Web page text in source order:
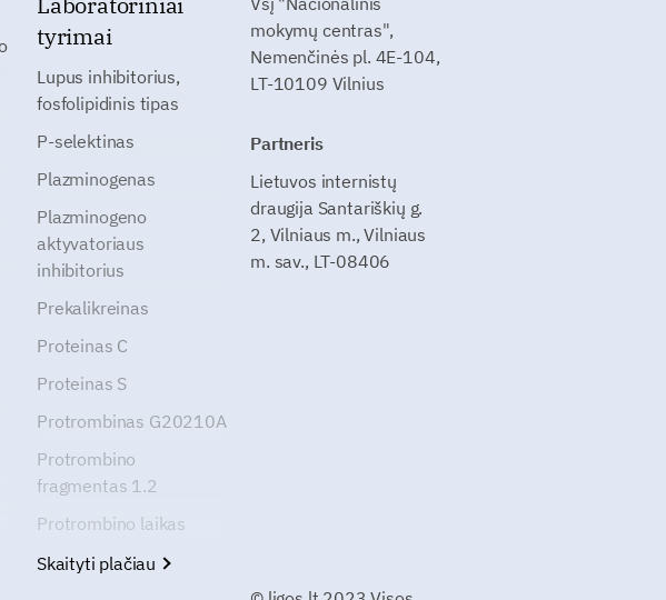
tyrimai
Lupus inhibitorius,
fosfolipidinis tipas
P-selektinas
Plazminogenas
Plazminogeno
aktyvatoriaus
inhibitorius
Prekalikreinas
Proteinas C
Proteinas S
Protrombinas G20210A
Protrombino
fragmentas 1.2
Protrombino laikas
Skaityti plačiau
mokymų centras",
Nemenčinės pl. 4E-104,
LT-10109 Vilnius
Partneris
Lietuvos internistų
draugija Santariškių g.
2, Vilniaus m., Vilniaus
m. sav., LT-08406